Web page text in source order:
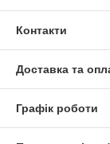
Контакти
Доставка та
Графік роботи